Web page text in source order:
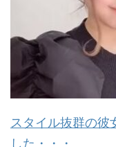
スタイル抜群の彼
した・・・